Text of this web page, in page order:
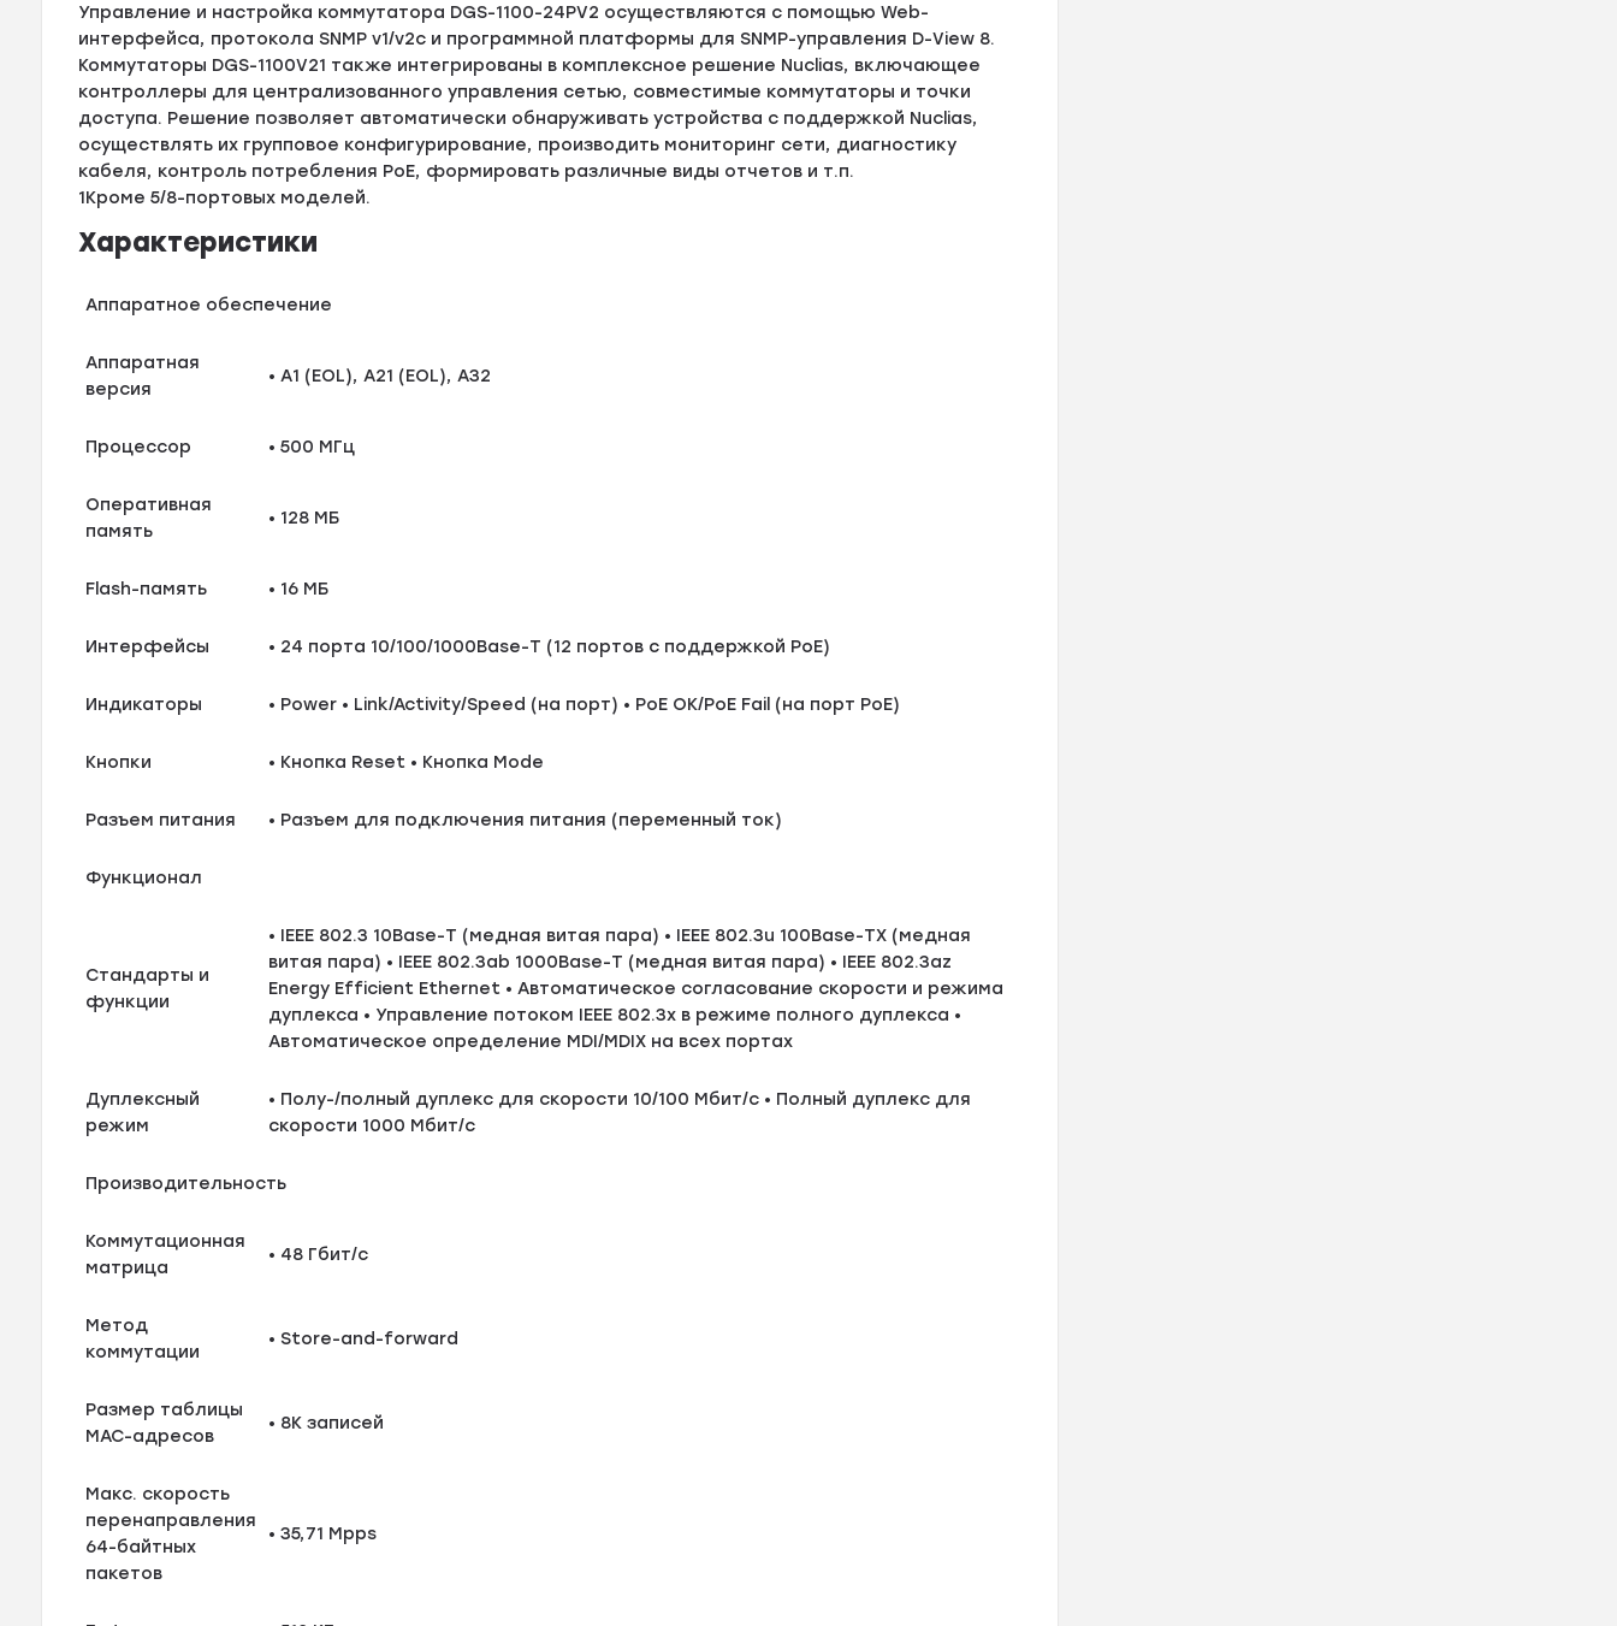
Управление и настройка коммутатора DGS-1100-24PV2 осуществляются с помощью Web-
интерфейса, протокола SNMP v1/v2с и программной платформы для SNMP-управления D-View 8.
Коммутаторы DGS-1100V21 также интегрированы в комплексное решение Nuclias, включающее
контроллеры для централизованного управления сетью, совместимые коммутаторы и точки
доступа. Решение позволяет автоматически обнаруживать устройства c поддержкой Nuclias,
осуществлять их групповое конфигурирование, производить мониторинг сети, диагностику
кабеля, контроль потребления PoE, формировать различные виды отчетов и т.п.
1Кроме 5/8-портовых моделей.
Характеристики
Аппаратное обеспечение
Аппаратная
версия
• A1 (EOL), A21 (EOL), A32
Процессор • 500 МГц
Оперативная
память
• 128 МБ
Flash-память • 16 МБ
Интерфейсы • 24 порта 10/100/1000Base-T (12 портов с поддержкой PoE)
Индикаторы • Power • Link/Activity/Speed (на порт) • PoE OK/PoE Fail (на порт PoE)
Кнопки • Кнопка Reset • Кнопка Mode
Разъем питания • Разъем для подключения питания (переменный ток)
Функционал
Стандарты и
функции
• IEEE 802.3 10Base-T (медная витая пара) • IEEE 802.3u 100Base-TX (медная
витая пара) • IEEE 802.3ab 1000Base-T (медная витая пара) • IEEE 802.3az
Energy Efficient Ethernet • Автоматическое согласование скорости и режима
дуплекса • Управление потоком IEEE 802.3x в режиме полного дуплекса •
Автоматическое определение MDI/MDIX на всех портах
Дуплексный
режим
• Полу-/полный дуплекс для скорости 10/100 Мбит/с • Полный дуплекс для
скорости 1000 Мбит/с
Производительность
Коммутационная
матрица
• 48 Гбит/с
Метод
коммутации
• Store-and-forward
Размер таблицы
MAC-адресов
• 8K записей
Макс. скорость
перенаправления
64-байтных
пакетов
• 35,71 Mpps